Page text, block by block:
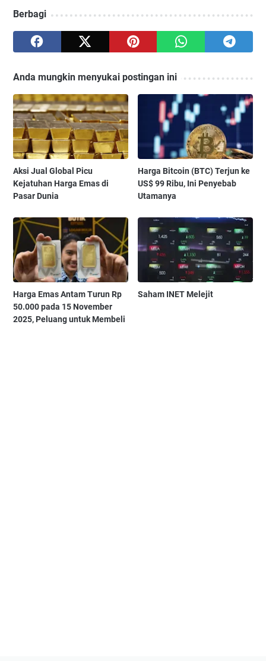
Berbagi
Anda mungkin menyukai postingan ini
Aksi Jual Global Picu
Kejatuhan Harga Emas di
Pasar Dunia
Harga Bitcoin (BTC) Terjun ke
US$ 99 Ribu, Ini Penyebab
Utamanya
Harga Emas Antam Turun Rp
50.000 pada 15 November
2025, Peluang untuk Membeli
Saham INET Melejit